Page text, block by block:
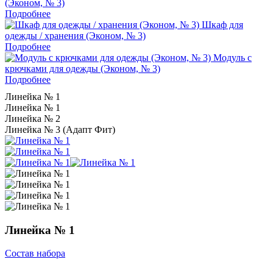
(Эконом, № 3)
Подробнее
Шкаф для
одежды / хранения (Эконом, № 3)
Подробнее
Модуль с
крючками для одежды (Эконом, № 3)
Подробнее
Линейка № 1
Линейка № 1
Линейка № 2
Линейка № 3 (Адапт Фит)
Линейка № 1
Состав набора